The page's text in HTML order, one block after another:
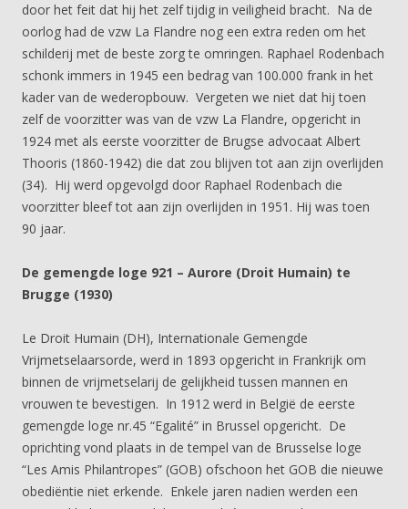
door het feit dat hij het zelf tijdig in veiligheid bracht. Na de
oorlog had de vzw La Flandre nog een extra reden om het
schilderij met de beste zorg te omringen. Raphael Rodenbach
schonk immers in 1945 een bedrag van 100.000 frank in het
kader van de wederopbouw. Vergeten we niet dat hij toen
zelf de voorzitter was van de vzw La Flandre, opgericht in
1924 met als eerste voorzitter de Brugse advocaat Albert
Thooris (1860-1942) die dat zou blijven tot aan zijn overlijden
(34). Hij werd opgevolgd door Raphael Rodenbach die
voorzitter bleef tot aan zijn overlijden in 1951. Hij was toen
90 jaar.
De gemengde loge 921 – Aurore (Droit Humain) te
Brugge (1930)
Le Droit Humain (DH), Internationale Gemengde
Vrijmetselaarsorde, werd in 1893 opgericht in Frankrijk om
binnen de vrijmetselarij de gelijkheid tussen mannen en
vrouwen te bevestigen. In 1912 werd in België de eerste
gemengde loge nr.45 “Egalité” in Brussel opgericht. De
oprichting vond plaats in de tempel van de Brusselse loge
“Les Amis Philantropes” (GOB) ofschoon het GOB die nieuwe
obediëntie niet erkende. Enkele jaren nadien werden een